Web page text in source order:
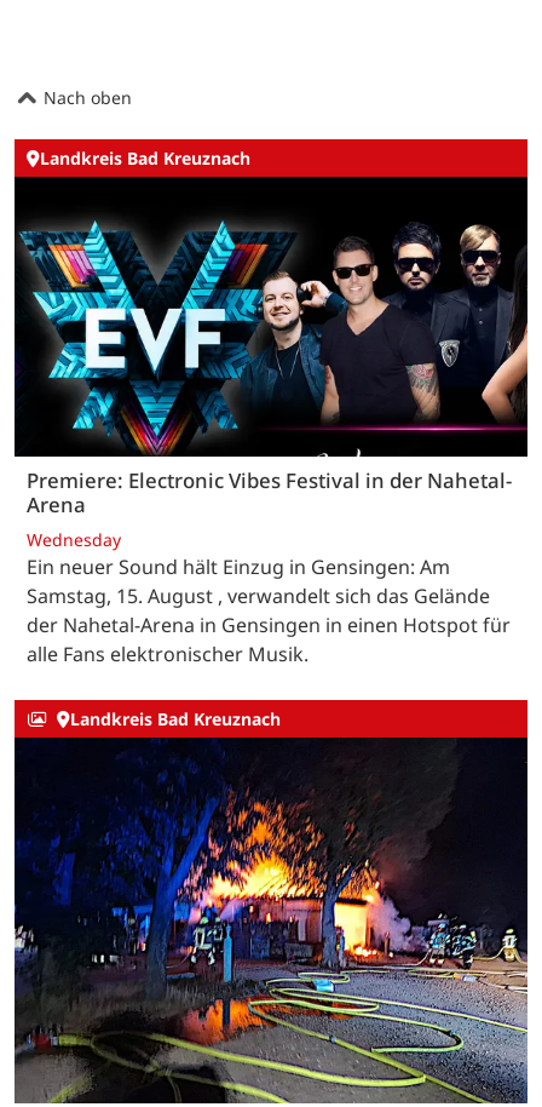
Nach oben
Landkreis Bad Kreuznach
Premiere: Electronic Vibes Festival in der Nahetal-
Arena
Wednesday
Ein neuer Sound hält Einzug in Gensingen: Am
Samstag, 15. August , verwandelt sich das Gelände
der Nahetal-Arena in Gensingen in einen Hotspot für
alle Fans elektronischer Musik.
Landkreis Bad Kreuznach